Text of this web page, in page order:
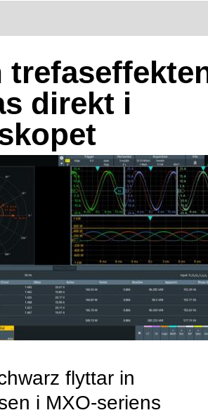
direkt i
flyttar in
i MXO-seriens